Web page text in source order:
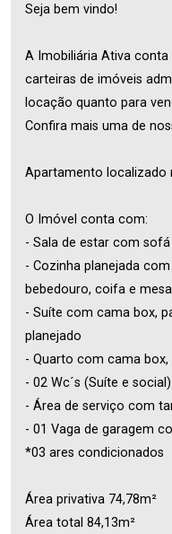
Seja bem vindo!
A Imobiliária Ativa
carteiras de imóveis
locação quanto para
Confira mais uma de
Apartamento localizado
O Imóvel conta com:
- Sala de estar com sofá
- Cozinha planejada
bebedouro, coifa e mesa
- Suíte com cama box,
planejado
- Quarto com cama box,
- 02 Wc´s (Suíte e
- Área de serviço com
- 01 Vaga de garagem
*03 ares condicionados
Área privativa 74,78m²
Área total 84,13m²